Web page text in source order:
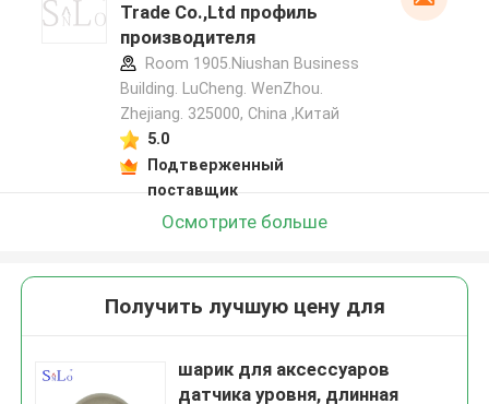
Trade Co.,Ltd профиль
производителя
Room 1905.Niushan Business
Building. LuCheng. WenZhou.
Zhejiang. 325000, China ,Китай
5.0
Подтверженный
поставщик
Осмотрите больше
Получить лучшую цену для
шарик для аксессуаров
датчика уровня, длинная